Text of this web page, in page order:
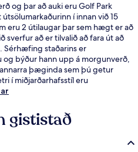
og þar að auki eru Golf Park
í innan við 15
eru 2 útilaugar þar sem hægt er að
sverfur að er tilvalið að fara út að
Sérhæfing staðarins er
býður hann upp á morgunverð,
þæginda sem þú getur
í miðjarðarhafsstíl eru
allan sólarhringinn og verönd.
gististað